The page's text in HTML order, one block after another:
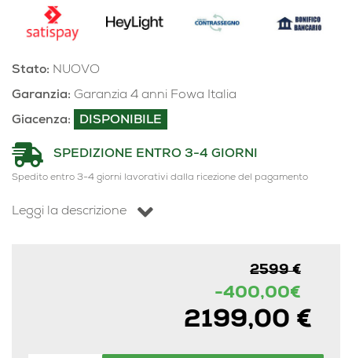
Stato: NUOVO
Garanzia: Garanzia 4 anni Fowa Italia
Giacenza:
DISPONIBILE
SPEDIZIONE ENTRO 3-4 GIORNI
Spedito entro 3-4 giorni lavorativi dalla ricezione del pagamento
Leggi la descrizione
2599 €
-400,00€
2199,00 €